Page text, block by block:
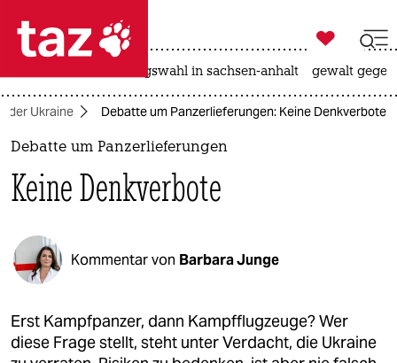
 taz zahl ich
taz zahl ich
politik
öko
gesellschaft
kultur

taz zahl ich
landtagswahl in sachsen-anhalt gewalt
der Ukraine Debatte um Panzerlieferungen: Keine Denkverbote
Debatte um Panzerlieferungen
Keine Denkverbote
Kommentar von Barbara Junge
Erst Kampfpanzer, dann Kampfflugzeuge? Wer
diese Frage stellt, steht unter Verdacht, die Ukraine